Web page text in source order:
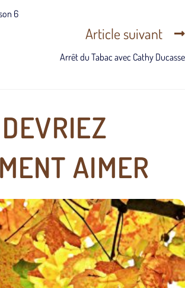
6
Article suivant
Arrêt du Tabac avec Cathy Ducasse
AIMER